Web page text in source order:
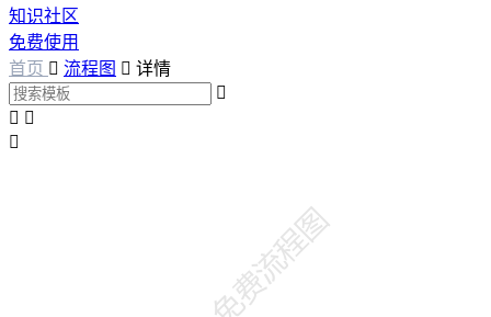
知识社区
免费使用
首页  流程图  详情

 
